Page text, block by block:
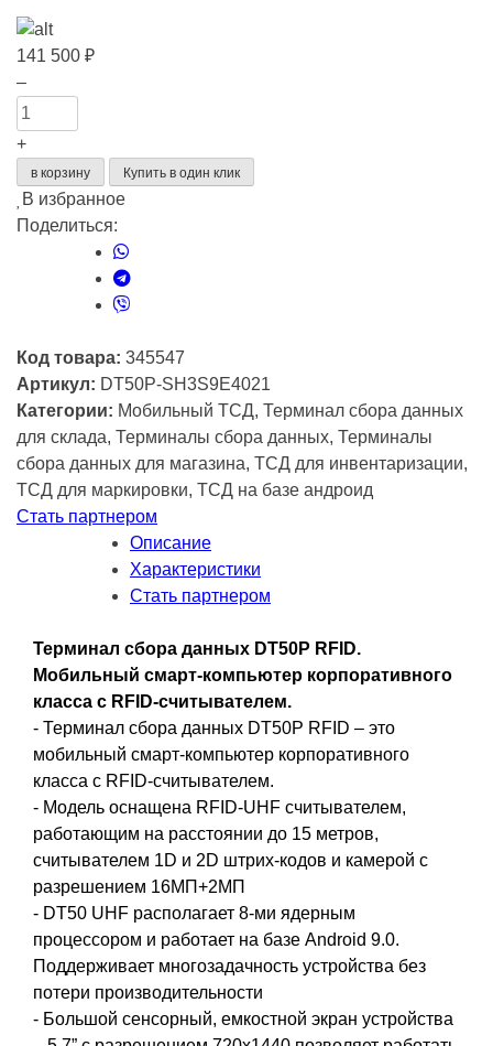
141 500 ₽
Количество
товара
Терминал
сбора
данных
Urovo
DT50P
SH3S9E4021
–
+
в корзину Купить в один клик
В избранное
Поделиться:
Код товара: 345547
Артикул: DT50P-SH3S9E4021
Категории: Мобильный ТСД, Терминал сбора данных
для склада, Терминалы сбора данных, Терминалы
сбора данных для магазина, ТСД для инвентаризации,
ТСД для маркировки, ТСД на базе андроид
Стать партнером
Описание
Характеристики
Стать партнером
Терминал сбора данных DT50P RFID.
Мобильный смарт-компьютер корпоративного
класса с RFID-считывателем.
- Терминал сбора данных DT50P RFID – это
мобильный смарт-компьютер корпоративного
класса с RFID-считывателем.
- Модель оснащена RFID-UHF считывателем,
работающим на расстоянии до 15 метров,
считывателем 1D и 2D штрих-кодов и камерой с
разрешением 16МП+2МП
- DT50 UHF располагает 8-ми ядерным
процессором и работает на базе Android 9.0.
Поддерживает многозадачность устройства без
потери производительности
- Большой сенсорный, емкостной экран устройства